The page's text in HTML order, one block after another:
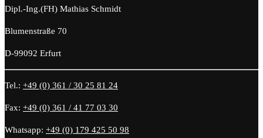
Dipl.-Ing.(FH) Mathias Schmidt
Blumenstraße 70
D-99092 Erfurt
Tel.: +49 (0) 361 / 30 25 81 24
Fax: +49 (0) 361 / 41 77 03 30
Whatsapp: +49 (0) 179 425 50 98